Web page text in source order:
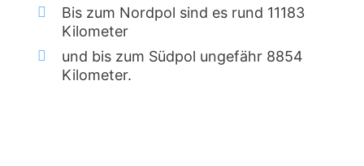
Bis zum Nordpol sind es rund 11183
Kilometer
und bis zum Südpol ungefähr 8854
Kilometer.